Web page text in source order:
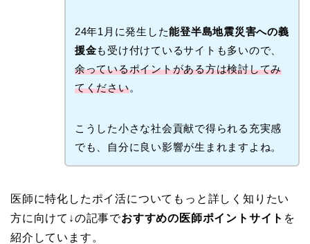
24年1月に発生した能登半島地震災害への義
援金も受け付けているサイトも多いので、
余っているポイントがある方は検討してみ
てください。
こうした小さな社会貢献で得られる充実感
でも、自分に良い影響が生まれますよね。
医師に特化したポイ活についてもっと詳しく知りたい
方に向けて↓の記事でおすすめの医師ポイントサイト を
紹介しています。